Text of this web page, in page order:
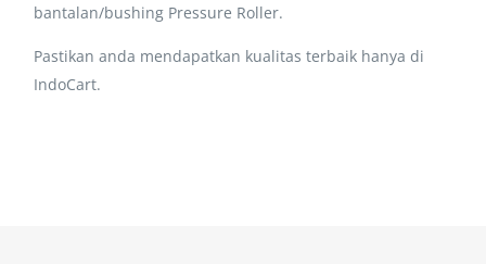
bantalan/bushing Pressure Roller.
Pastikan anda mendapatkan kualitas terbaik hanya di
IndoCart.